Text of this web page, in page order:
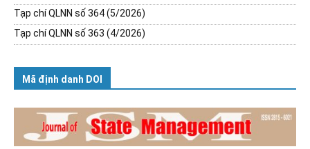
Tạp chí QLNN số 364 (5/2026)
Tạp chí QLNN số 363 (4/2026)
Mã định danh DOI